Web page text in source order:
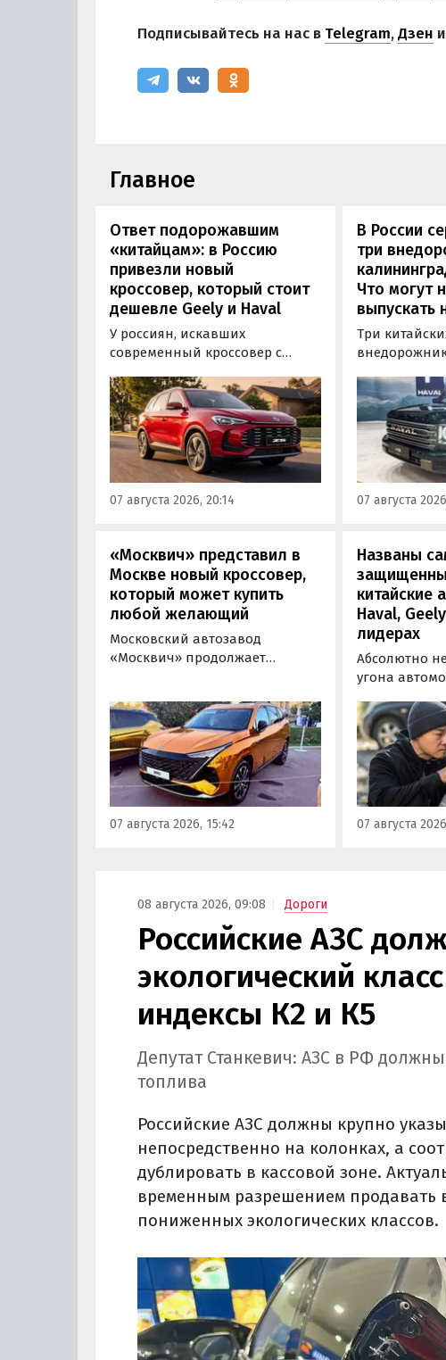
Подписывайтесь на нас в Telegram,Дзен и
Главное
Ответ подорожавшим
«китайцам»: в Россию
привезли новый
кроссовер, который стоит
дешевле Geely и Haval
У россиян, искавших
современный кроссовер с
доступной цене, теперь есть
еще один вариант с китайского
рынка — MG ZS. В Китае он
стоит от 900 000 рублей по
текущему курсу, а в РФ с учетом
всех расходов за него нужно
отдать минимум 1 500 000
07 августа 2026, 20:14
В России
три
Что могут
выпускать
Три
«Автотор».
Tank 400 и
успешно
Одобрения
07 августа
«Москвич» представил в
Москве новый кроссовер,
который может купить
любой желающий
Московский автозавод
«Москвич» продолжает
которые сейчас растет. На днях
на автомобильном фестивале
«ПроДвижение» на ВДНХ в
Москве в числе прочих
моделей «Москвича» был
представлен семиместный
кроссовер М90.
07 августа 2026, 15:42
Названы
китайские
Haval,
лидерах
Абсолютно
угона
могут
всего
машин
являются
сообщил в
учредитель
07 августа
08 августа 2026, 09:08 Дороги
Российские АЗС
экологический
индексы К2 и К5
Депутат Станкевич: АЗС в РФ
топлива
Российские АЗС должны крупно
непосредственно на колонках, а
дублировать в кассовой зоне.
временным разрешением продавать
пониженных экологических классов.